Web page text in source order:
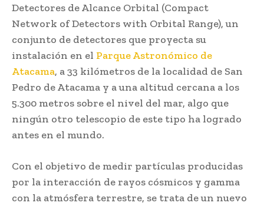
Detectores de Alcance Orbital (Compact
Network of Detectors with Orbital Range), un
conjunto de detectores que proyecta su
instalación en el Parque Astronómico de
Atacama, a 33 kilómetros de la localidad de San
Pedro de Atacama y a una altitud cercana a los
5.300 metros sobre el nivel del mar, algo que
ningún otro telescopio de este tipo ha logrado
antes en el mundo.
Con el objetivo de medir partículas producidas
por la interacción de rayos cósmicos y gamma
con la atmósfera terrestre, se trata de un nuevo